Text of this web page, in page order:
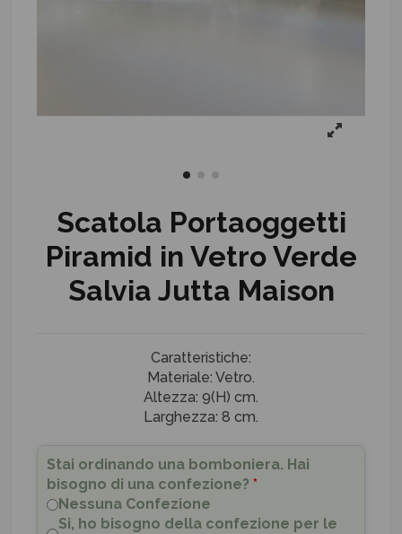
Scatola Portaoggetti
Piramid in Vetro Verde
Salvia Jutta Maison
Caratteristiche:
Materiale: Vetro.
Altezza: 9(H) cm.
Larghezza: 8 cm.
Stai ordinando una bomboniera. Hai
bisogno di una confezione? *
Nessuna Confezione
Si, ho bisogno della confezione per le